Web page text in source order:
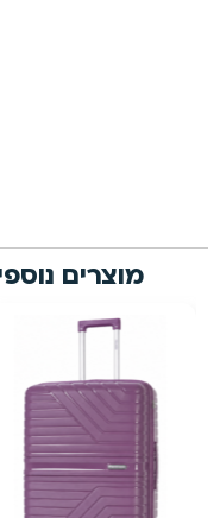
מוצרים
17%
הנחה